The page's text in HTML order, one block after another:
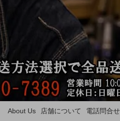
About Us 店舗について 電話問合せ